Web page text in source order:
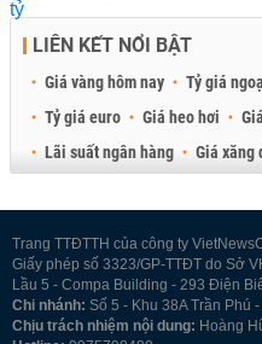
LIÊN KẾT NỔI BẬT
Giá vàng hôm nay Tỷ giá
Tỷ giá euro
Giá heo hơi
Lãi suất ngân hàng
Giá xăng
Trang TTĐTTH của công ty
Giấy phép số 3323/GP-TTĐT do Sở
Lầu 5 - Compa Building - 293 Điện
Chi nhánh: Số 5 - Khu 38A Trần Phú
Chịu trách nhiệm nội dung: Hoàng